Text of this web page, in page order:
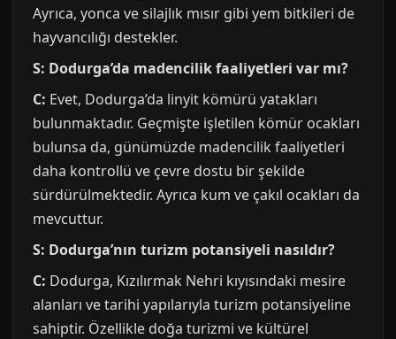
Ayrıca, yonca ve silajlık mısır gibi yem bitkileri de
hayvancılığı destekler.
S: Dodurga’da madencilik faaliyetleri var mı?
C: Evet, Dodurga’da linyit kömürü yatakları
bulunmaktadır. Geçmişte işletilen kömür ocakları
bulunsa da, günümüzde madencilik faaliyetleri
daha kontrollü ve çevre dostu bir şekilde
sürdürülmektedir. Ayrıca kum ve çakıl ocakları da
mevcuttur.
S: Dodurga’nın turizm potansiyeli nasıldır?
C: Dodurga, Kızılırmak Nehri kıyısındaki mesire
alanları ve tarihi yapılarıyla turizm potansiyeline
sahiptir. Özellikle doğa turizmi ve kültürel